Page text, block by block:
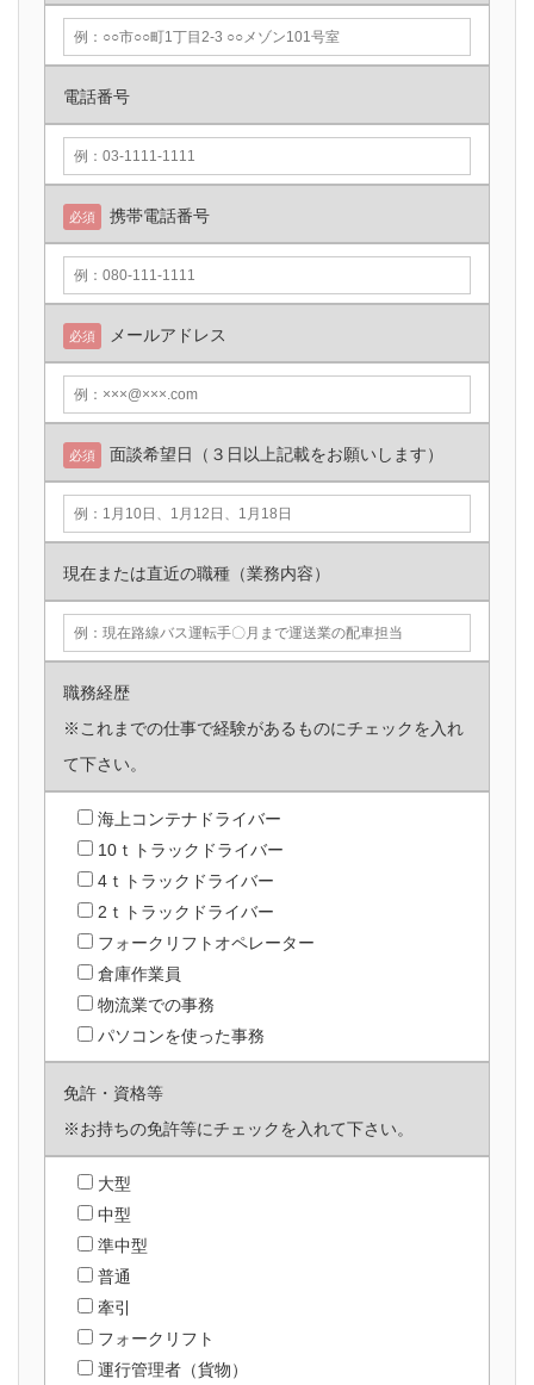
電話番号
必須 携帯電話番号
必須 メールアドレス
必須 面談希望日（３日以上記載をお願いします）
現在または直近の職種（業務内容）
職務経歴
※これまでの仕事で経験があるものにチェックを入れ
て下さい。
海上コンテナドライバー
10ｔトラックドライバー
4ｔトラックドライバー
2ｔトラックドライバー
フォークリフトオペレーター
倉庫作業員
物流業での事務
パソコンを使った事務
免許・資格等
※お持ちの免許等にチェックを入れて下さい。
大型
中型
準中型
普通
牽引
フォークリフト
運行管理者（貨物）